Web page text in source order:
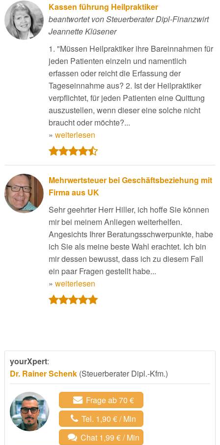
yourXpert:
Dr. Rainer Schenk(Steuerberater Dipl.-Kfm.)
Frage ab 70 €
Tel. 1,90 € / Min
Chat 1,99 € / Min
Kassen führung Heilpraktiker
beantwortet von Steuerberater Dipl-Finanzwirt
Jeannette Klüsener
1. "Müssen Heilpraktiker ihre Bareinnahmen für
jeden Patienten einzeln und namentlich
erfassen oder reicht die Erfassung der
Tageseinnahme aus? 2. Ist der Heilpraktiker
verpflichtet, für jeden Patienten eine Quittung
auszustellen, wenn dieser eine solche nicht
braucht oder möchte?...
» weiterlesen
Mehrwertsteuer bei Geschäftsbeziehung mit
Firma aus UK
Sehr geehrter Herr Hiller, ich hoffe Sie können
mir bei meinem Anliegen weiterhelfen.
Angesichts Ihrer Beratungsschwerpunkte, habe
ich Sie als meine beste Wahl erachtet. Ich bin
mir dessen bewusst, dass ich zu diesem Fall
ein paar Fragen gestellt habe...
» weiterlesen